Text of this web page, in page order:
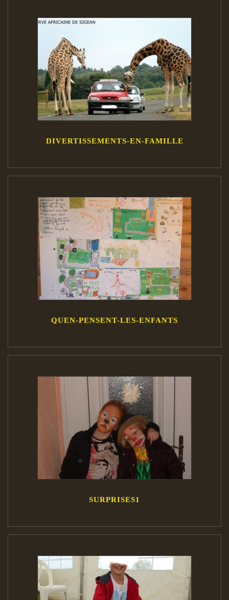
DIVERTISSEMENTS-EN-FAMILLE
QUEN-PENSENT-LES-ENFANTS
SURPRISES1